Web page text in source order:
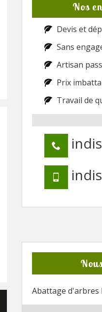
Nos
Devis et
Sans
Artisan
Prix
Travail de
Abattage d'arbres